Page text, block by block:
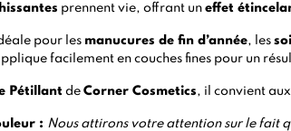
prennent vie, offrant uneffet
pour les manucures de fin d’année, les
facilement en couches fines pour un
Pétillant deCorner Cosmetics, il convient
: Nous attirons votre attention sur le fait